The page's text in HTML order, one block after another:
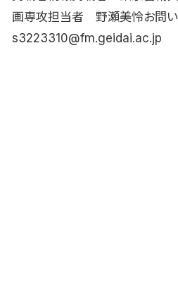
画専攻担当者 野瀬美怜お問
s3223310@fm.geidai.ac.jp